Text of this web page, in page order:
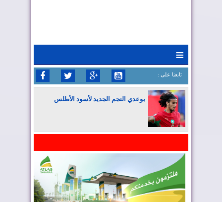
≡
: تابعنا على
بوعدي النجم الجديد لأسود الأطلس
المغرب يعزز موقعه في صناعة الطيران